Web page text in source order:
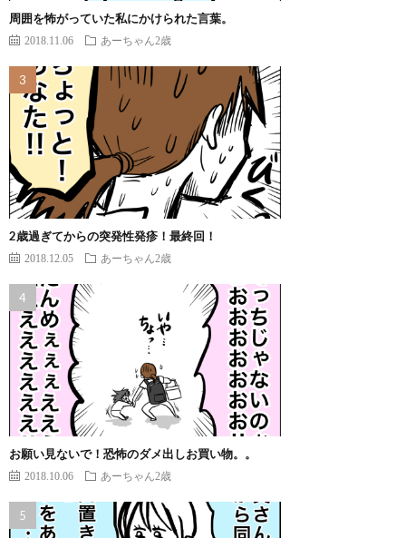
周囲を怖がっていた私にかけられた言葉。
2018.11.06 あーちゃん2歳
2歳過ぎてからの突発性発疹！最終回！
2018.12.05 あーちゃん2歳
お願い見ないで！恐怖のダメ出しお買い物。。
2018.10.06 あーちゃん2歳